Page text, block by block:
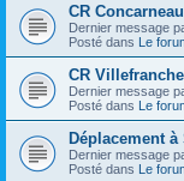
CR
Dernier message
Posté dans Le
CR
Dernier message
Posté dans Le
Déplacement
Dernier message
Posté dans Le